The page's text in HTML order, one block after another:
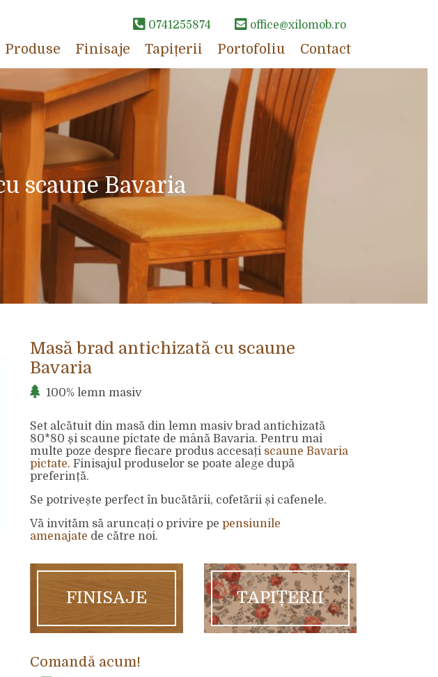
0741255874 office@xilomob.ro
Produse Finisaje Tapițerii Portofoliu Contact
scaune Bavaria
Masă brad antichizată cu scaune
Bavaria
100% lemn masiv
Set alcătuit din masă din lemn masiv brad antichizată
80*80 și scaune pictate de mână Bavaria. Pentru mai
multe poze despre fiecare produs accesați scaune Bavaria
pictate. Finisajul produselor se poate alege după
preferință.
Se potrivește perfect în bucătării, cofetării și cafenele.
Vă invităm să aruncați o privire pepensiunile
amenajate de către noi.
FINISAJE TAPIȚERII
Comandă acum!